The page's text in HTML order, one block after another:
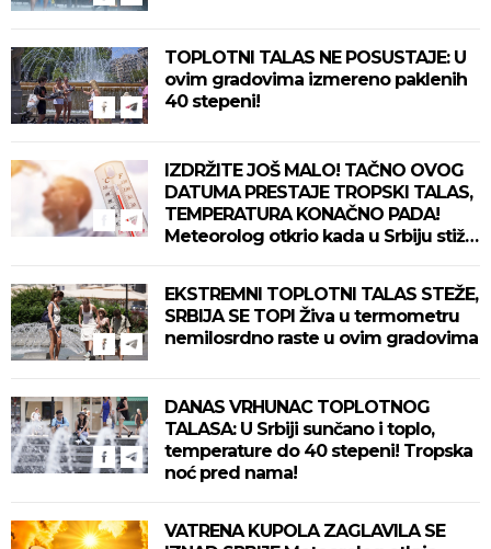
TOPLOTNI TALAS NE POSUSTAJE: U
ovim gradovima izmereno paklenih
40 stepeni!
IZDRŽITE JOŠ MALO! TAČNO OVOG
DATUMA PRESTAJE TROPSKI TALAS,
TEMPERATURA KONAČNO PADA!
Meteorolog otkrio kada u Srbiju stiže
EKSTREMNI TOPLOTNI TALAS STEŽE,
SRBIJA SE TOPI Živa u termometru
nemilosrdno raste u ovim gradovima
DANAS VRHUNAC TOPLOTNOG
TALASA: U Srbiji sunčano i toplo,
temperature do 40 stepeni! Tropska
noć pred nama!
VATRENA KUPOLA ZAGLAVILA SE